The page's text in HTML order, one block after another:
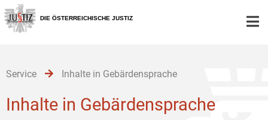
Zur
Hauptnavigation
[1]
Zum
Inhalt
[2]
Zum
Untermenü
[3]
DIE ÖSTERREICHISCHE JUSTIZ
Service Inhalte in Gebärdensprache
Inhalte in Gebärdensprache